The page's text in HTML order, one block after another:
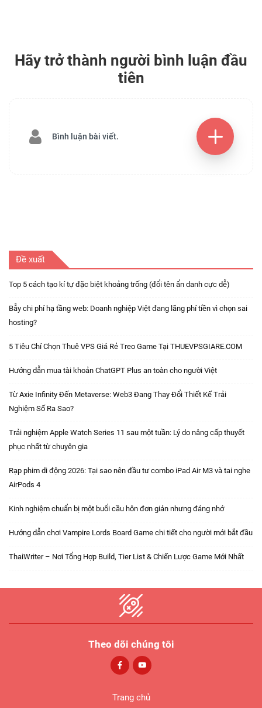
Hãy trở thành người bình luận đầu
tiên
Bình luận bài viết.
Đề xuất
Top 5 cách tạo kí tự đặc biệt khoảng trống (đổi tên ẩn danh cực dễ)
Bẫy chi phí hạ tầng web: Doanh nghiệp Việt đang lãng phí tiền vì chọn sai
hosting?
5 Tiêu Chí Chọn Thuê VPS Giá Rẻ Treo Game Tại THUEVPSGIARE.COM
Hướng dẫn mua tài khoản ChatGPT Plus an toàn cho người Việt
Từ Axie Infinity Đến Metaverse: Web3 Đang Thay Đổi Thiết Kế Trải
Nghiệm Số Ra Sao?
Trải nghiệm Apple Watch Series 11 sau một tuần: Lý do nâng cấp thuyết
phục nhất từ chuyên gia
Rạp phim di động 2026: Tại sao nên đầu tư combo iPad Air M3 và tai nghe
AirPods 4
Kinh nghiệm chuẩn bị một buổi cầu hôn đơn giản nhưng đáng nhớ
Hướng dẫn chơi Vampire Lords Board Game chi tiết cho người mới bắt đầu
ThaiWriter – Nơi Tổng Hợp Build, Tier List & Chiến Lược Game Mới Nhất
Theo dõi chúng tôi
Trang chủ